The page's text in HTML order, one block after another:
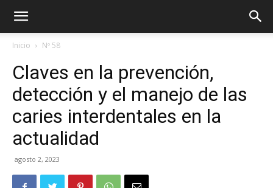
Inicio Nº 58
Claves en la prevención,
detección y el manejo de las
caries interdentales en la
actualidad
agosto 2, 2023